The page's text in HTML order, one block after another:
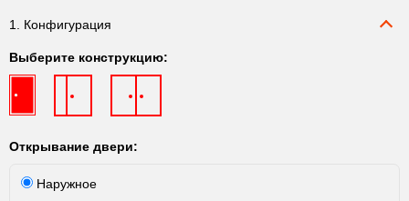
1. Конфигурация
Выберите конструкцию:
Открывание двери:
Наружное